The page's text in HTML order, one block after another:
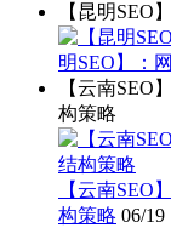
【昆明SEO
明SEO】：
【云南SEO
构策略
【云南SEO
构策略 06/19